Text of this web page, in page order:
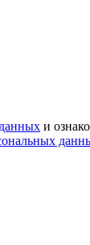
и